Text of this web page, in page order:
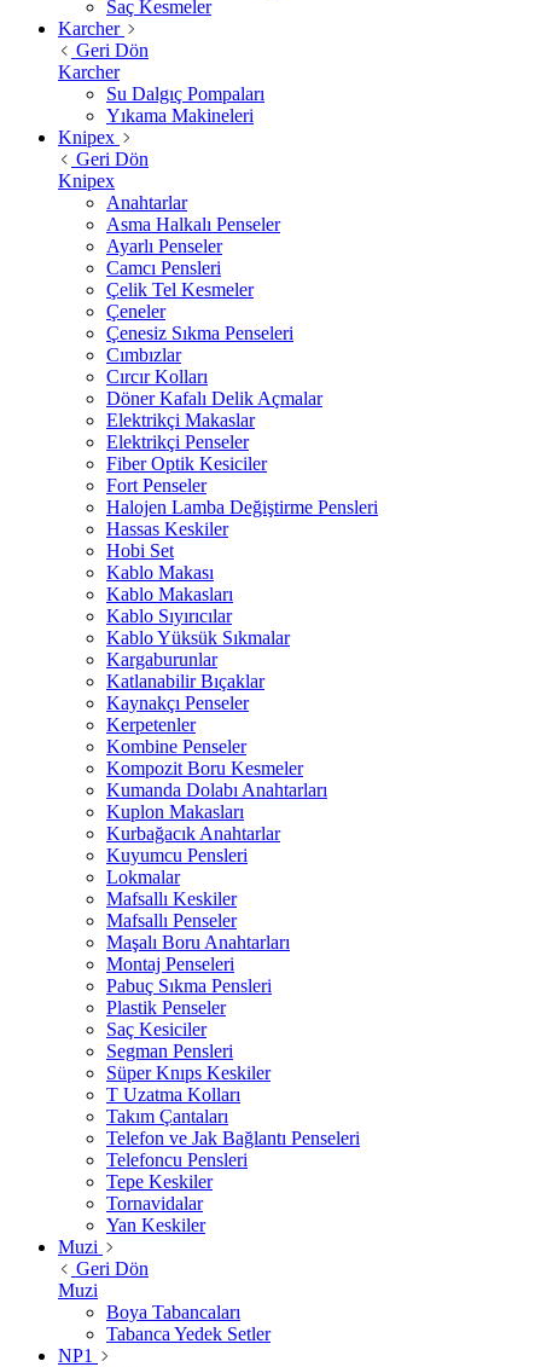
Saç Kesmeler
Karcher
Geri Dön
Karcher
Su Dalgıç Pompaları
Yıkama Makineleri
Knipex
Geri Dön
Knipex
Anahtarlar
Asma Halkalı Penseler
Ayarlı Penseler
Camcı Pensleri
Çelik Tel Kesmeler
Çeneler
Çenesiz Sıkma Penseleri
Cımbızlar
Cırcır Kolları
Döner Kafalı Delik Açmalar
Elektrikçi Makaslar
Elektrikçi Penseler
Fiber Optik Kesiciler
Fort Penseler
Halojen Lamba Değiştirme Pensleri
Hassas Keskiler
Hobi Set
Kablo Makası
Kablo Makasları
Kablo Sıyırıcılar
Kablo Yüksük Sıkmalar
Kargaburunlar
Katlanabilir Bıçaklar
Kaynakçı Penseler
Kerpetenler
Kombine Penseler
Kompozit Boru Kesmeler
Kumanda Dolabı Anahtarları
Kuplon Makasları
Kurbağacık Anahtarlar
Kuyumcu Pensleri
Lokmalar
Mafsallı Keskiler
Mafsallı Penseler
Maşalı Boru Anahtarları
Montaj Penseleri
Pabuç Sıkma Pensleri
Plastik Penseler
Saç Kesiciler
Segman Pensleri
Süper Knıps Keskiler
T Uzatma Kolları
Takım Çantaları
Telefon ve Jak Bağlantı Penseleri
Telefoncu Pensleri
Tepe Keskiler
Tornavidalar
Yan Keskiler
Muzi
Geri Dön
Muzi
Boya Tabancaları
Tabanca Yedek Setler
NP1